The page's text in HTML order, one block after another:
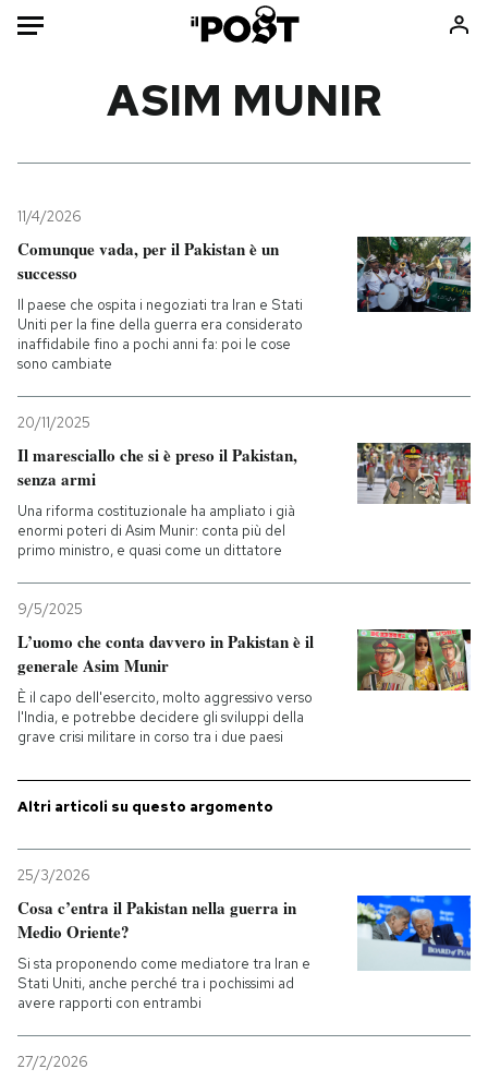
Mondo
Politica
Tecnologia
Internet
Scienza
Cultura
Economia
Consumismi
Ok Boomer!
Media
Altrecose
PODCAST
NEWSLETTER
I MIEI PREFERITI
SHOP
CALENDARIO
AREA PERSONALE
Entra
ASIM MUNIR
11/4/2026
Comunque vada, per il Pakistan è un
successo
Il paese che ospita i negoziati tra Iran e Stati
Uniti per la fine della guerra era considerato
inaffidabile fino a pochi anni fa: poi le cose
sono cambiate
20/11/2025
Il maresciallo che si è preso il Pakistan,
senza armi
Una riforma costituzionale ha ampliato i già
enormi poteri di Asim Munir: conta più del
primo ministro, e quasi come un dittatore
9/5/2025
L’uomo che conta davvero in Pakistan è il
generale Asim Munir
È il capo dell'esercito, molto aggressivo verso
l'India, e potrebbe decidere gli sviluppi della
grave crisi militare in corso tra i due paesi
Altri articoli su questo argomento
25/3/2026
Cosa c’entra il Pakistan nella guerra in
Medio Oriente?
Si sta proponendo come mediatore tra Iran e
Stati Uniti, anche perché tra i pochissimi ad
avere rapporti con entrambi
27/2/2026